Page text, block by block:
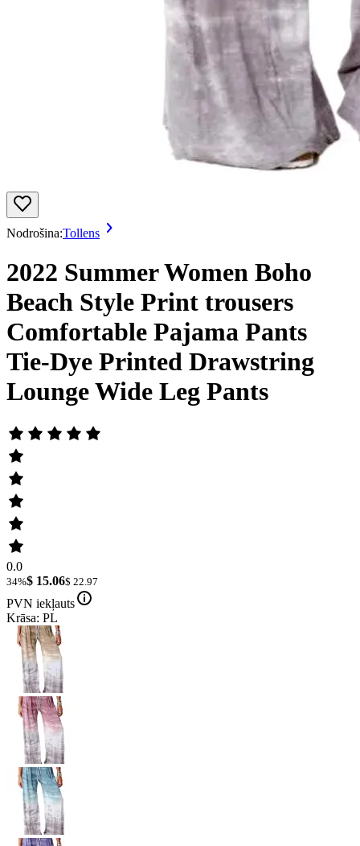
Nodrošina:Tollens
2022 Summer Women Boho
Beach Style Print trousers
Comfortable Pajama Pants
Tie-Dye Printed Drawstring
Lounge Wide Leg Pants
0.0
34%$ 15.06$ 22.97
PVN iekļauts
Krāsa: PL